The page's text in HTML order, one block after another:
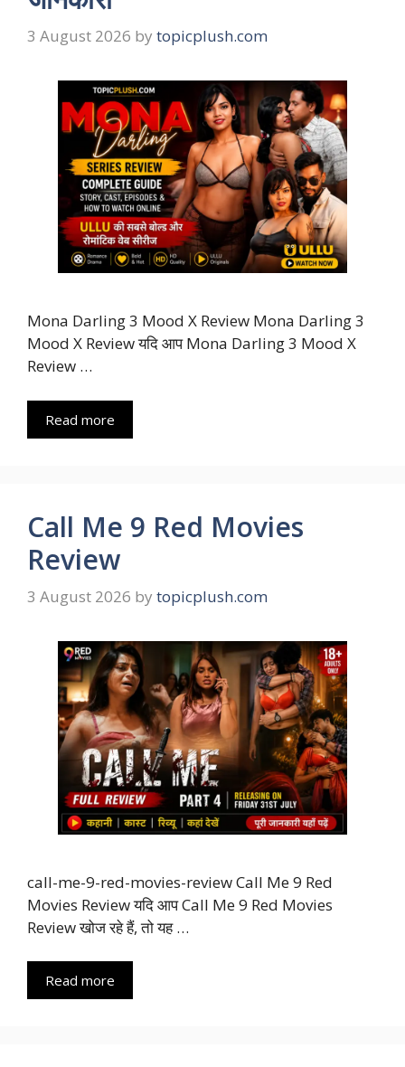
3 August 2026 by topicplush.com
Mona Darling 3 Mood X Review Mona Darling 3
Mood X Review यदि आप Mona Darling 3 Mood X
Review …
Read more
Call Me 9 Red Movies
Review
3 August 2026 by topicplush.com
call-me-9-red-movies-review Call Me 9 Red
Movies Review यदि आप Call Me 9 Red Movies
Review खोज रहे हैं, तो यह …
Read more